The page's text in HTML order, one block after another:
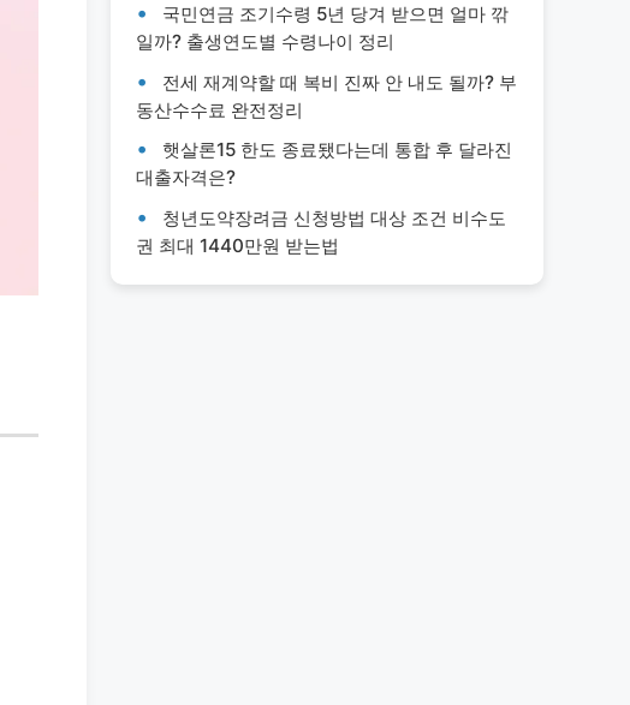
국민연금 조기수령 5년 당겨 받으면 얼마 깎
일까? 출생연도별 수령나이 정리
전세 재계약할 때 복비 진짜 안 내도 될까? 부
동산수수료 완전정리
햇살론15 한도 종료됐다는데 통합 후 달라진
대출자격은?
청년도약장려금 신청방법 대상 조건 비수도
권 최대 1440만원 받는법